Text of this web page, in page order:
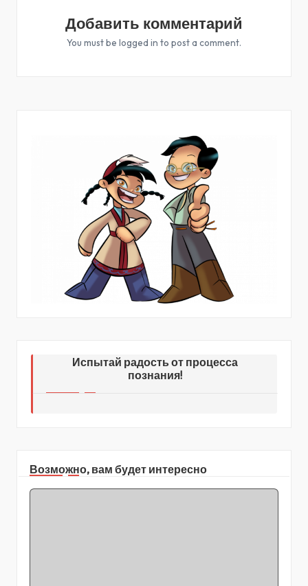
Добавить комментарий
You must be logged in to post a comment.
Испытай радость от процесса
познания!
Возможно, вам будет интересно